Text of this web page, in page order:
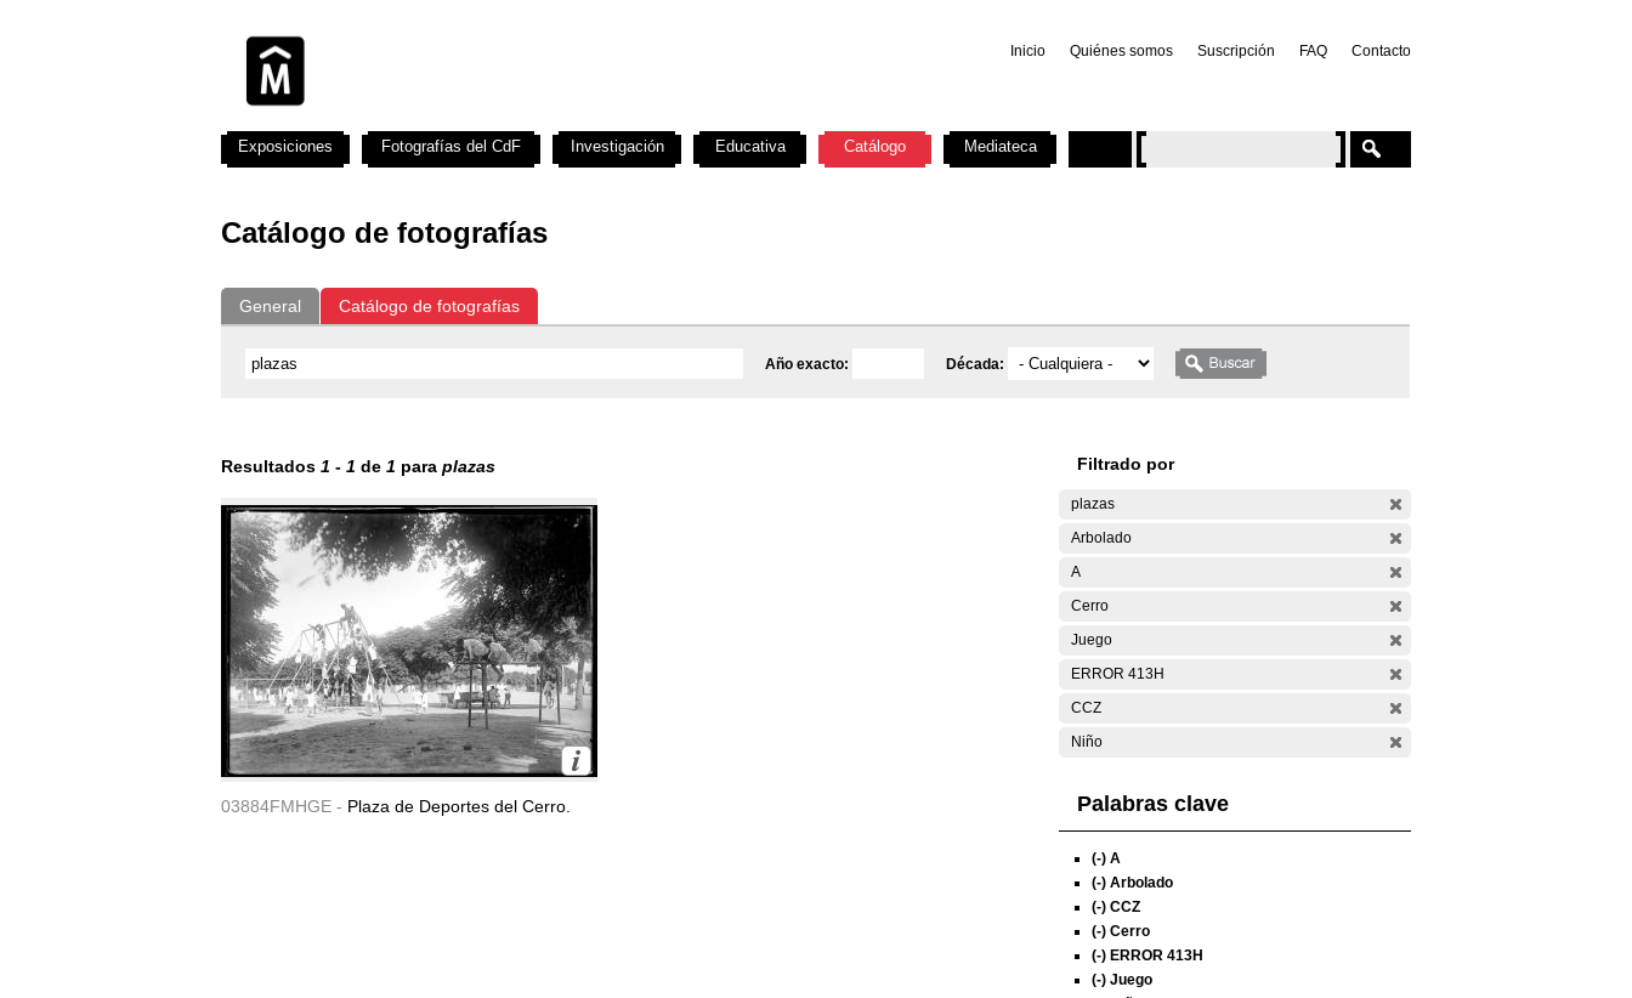
Inicio Quiénes somos Suscripción FAQ Contacto
Catálogo de fotografías
General Catálogo de fotografías
Año exacto: Década:
Resultados 1 - 1 de 1 para plazas
03884FMHGE - Plaza de Deportes del Cerro.
Filtrado por
plazas
Arbolado
A
Cerro
Juego
ERROR 413H
CCZ
Niño
Palabras clave
(-) A
(-) Arbolado
(-) CCZ
(-) Cerro
(-) ERROR 413H
(-) Juego
Exposiciones Fotografías del CdF Investigación Educativa Catálogo Mediateca